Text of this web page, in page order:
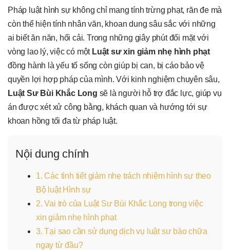
Pháp luật hình sự không chỉ mang tính trừng phạt, răn đe mà
còn thể hiện tính nhân văn, khoan dung sâu sắc với những
ai biết ăn năn, hối cải. Trong những giây phút đối mặt với
vòng lao lý, việc có một Luật sư xin giảm nhẹ hình phạt
đồng hành là yếu tố sống còn giúp bị can, bị cáo bảo vệ
quyền lợi hợp pháp của mình. Với kinh nghiệm chuyên sâu,
Luật Sư Bùi Khắc Long sẽ là người hỗ trợ đắc lực, giúp vụ
án được xét xử công bằng, khách quan và hướng tới sự
khoan hồng tối đa từ pháp luật.
Nội dung chính
1. Các tình tiết giảm nhẹ trách nhiệm hình sự theo
Bộ luật Hình sự
2. Vai trò của Luật Sư Bùi Khắc Long trong việc
xin giảm nhẹ hình phạt
3. Tại sao cần sử dụng dịch vụ luật sư bào chữa
ngay từ đầu?